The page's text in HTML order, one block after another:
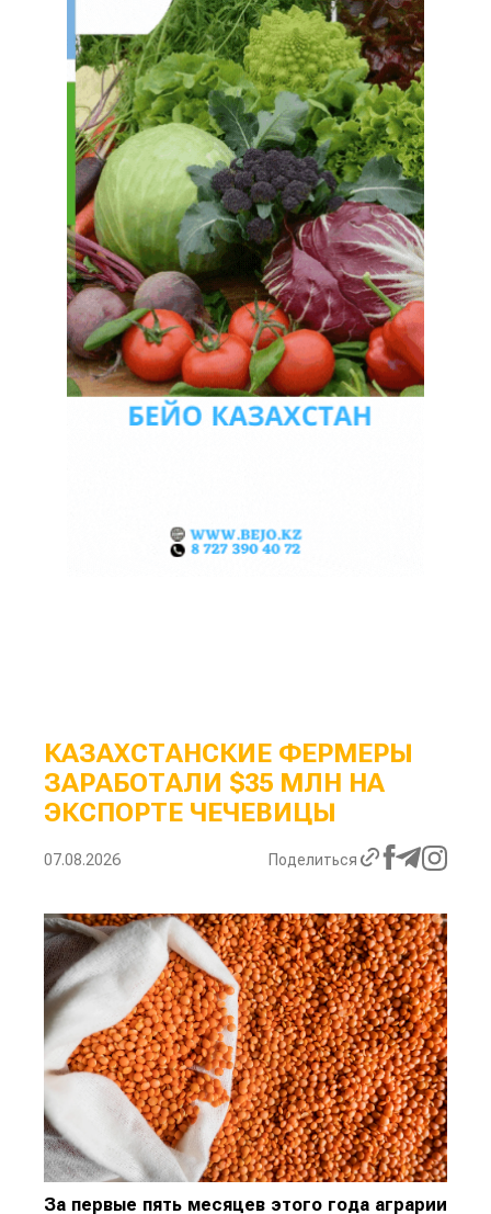
КАЗАХСТАНСКИЕ ФЕРМЕРЫ
ЗАРАБОТАЛИ $35 МЛН НА
ЭКСПОРТЕ ЧЕЧЕВИЦЫ
07.08.2026 Поделиться
За первые пять месяцев этого года аграрии